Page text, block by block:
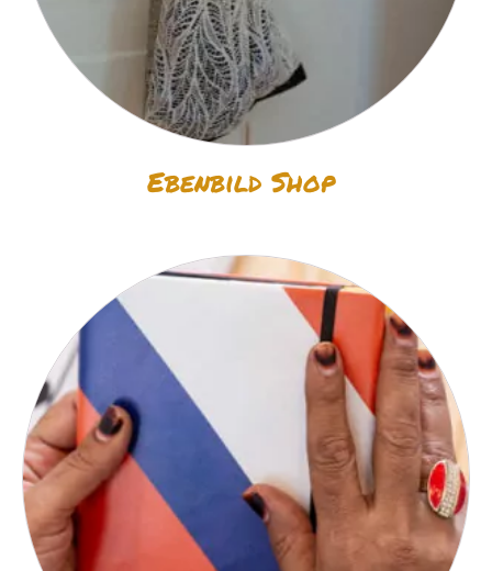
Ebenbild Shop